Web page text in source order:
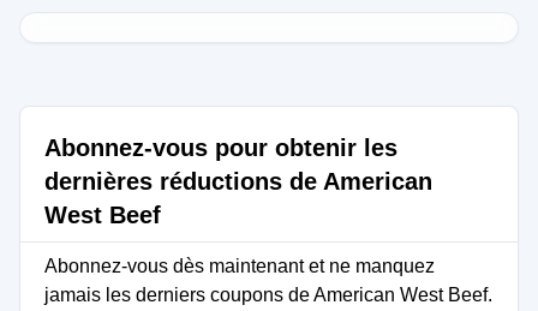
Abonnez-vous pour obtenir les
dernières réductions de American
West Beef
Abonnez-vous dès maintenant et ne manquez
jamais les derniers coupons de American West Beef.